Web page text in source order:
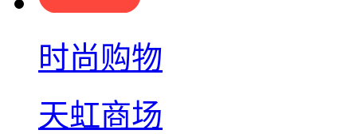
时尚购物
天虹商场